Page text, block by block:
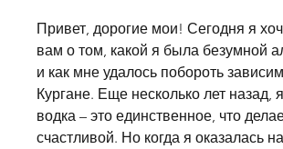
Привет, дорогие мои! Сегодня я
вам о том, какой я была безумной
и как мне удалось побороть
Кургане. Еще несколько лет назад,
водка – это единственное, что
счастливой. Но когда я оказалась